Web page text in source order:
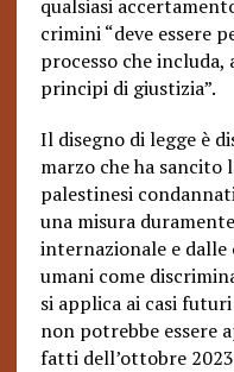
qualsiasi
crimini “deve essere
processo che includa,
principi di giustizia”.
Il disegno di legge è
marzo che ha sancito
palestinesi
una misura
internazionale e
umani come
si applica ai casi
non potrebbe essere
fatti dell’ottobre